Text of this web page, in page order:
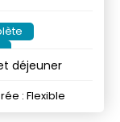
déjeuner
: Flexible